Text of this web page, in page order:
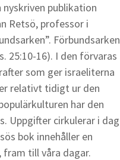
publikation
Retsö, professor i
Förbundsarken
25:10-16). I den förvaras
som ger israeliterna
relativt tidigt ur den
har den
Uppgifter cirkulerar i dag
bok innehåller en
till våra dagar.